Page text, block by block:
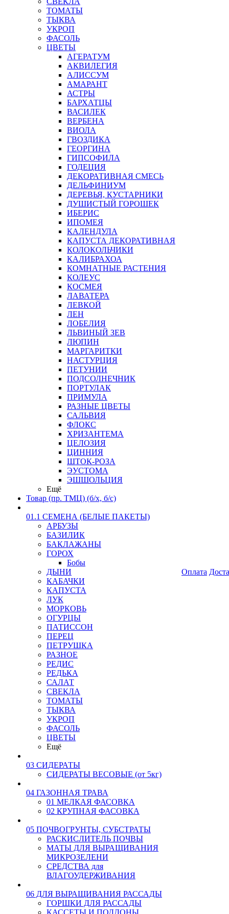
ТОМАТЫ
ТЫКВА
УКРОП
ФАСОЛЬ
ЦВЕТЫ
АГЕРАТУМ
АКВИЛЕГИЯ
АЛИССУМ
АМАРАНТ
АСТРЫ
БАРХАТЦЫ
ВАСИЛЕК
ВЕРБЕНА
ВИОЛА
ГВОЗДИКА
ГЕОРГИНА
ГИПСОФИЛА
ГОДЕЦИЯ
ДЕКОРАТИВНАЯ СМЕСЬ
ДЕЛЬФИНИУМ
ДЕРЕВЬЯ, КУСТАРНИКИ
ДУШИСТЫЙ ГОРОШЕК
ИБЕРИС
ИПОМЕЯ
КАЛЕНДУЛА
КАПУСТА ДЕКОРАТИВНАЯ
КОЛОКОЛЬЧИКИ
КАЛИБРАХОА
КОМНАТНЫЕ РАСТЕНИЯ
КОЛЕУС
КОСМЕЯ
ЛАВАТЕРА
ЛЕВКОЙ
ЛЕН
ЛОБЕЛИЯ
ЛЬВИНЫЙ ЗЕВ
ЛЮПИН
МАРГАРИТКИ
НАСТУРЦИЯ
ПЕТУНИИ
ПОДСОЛНЕЧНИК
ПОРТУЛАК
ПРИМУЛА
РАЗНЫЕ ЦВЕТЫ
САЛЬВИЯ
ФЛОКС
ХРИЗАНТЕМА
ЦЕЛОЗИЯ
ЦИННИЯ
ШТОК-РОЗА
ЭУСТОМА
ЭШШОЛЬЦИЯ
Ещё
Товар (пр. ТМЦ) (б/х, б/с)
01.1 СЕМЕНА (БЕЛЫЕ ПАКЕТЫ)
АРБУЗЫ
БАЗИЛИК
БАКЛАЖАНЫ
ГОРОХ
Бобы
ДЫНИ
КАБАЧКИ
КАПУСТА
ЛУК
МОРКОВЬ
ОГУРЦЫ
ПАТИССОН
ПЕРЕЦ
ПЕТРУШКА
РАЗНОЕ
РЕДИС
РЕДЬКА
САЛАТ
СВЕКЛА
ТОМАТЫ
ТЫКВА
УКРОП
ФАСОЛЬ
ЦВЕТЫ
Ещё
03 СИДЕРАТЫ
СИДЕРАТЫ ВЕСОВЫЕ (от 5кг)
04 ГАЗОННАЯ ТРАВА
01 МЕЛКАЯ ФАСОВКА
02 КРУПНАЯ ФАСОВКА
05 ПОЧВОГРУНТЫ, СУБСТРАТЫ
РАСКИСЛИТЕЛЬ ПОЧВЫ
МАТЫ ДЛЯ ВЫРАЩИВАНИЯ
МИКРОЗЕЛЕНИ
СРЕДСТВА для
ВЛАГОУДЕРЖИВАНИЯ
06 ДЛЯ ВЫРАЩИВАНИЯ РАССАДЫ
ГОРШКИ ДЛЯ РАССАДЫ
КАССЕТЫ И ПОДДОНЫ
Оплата